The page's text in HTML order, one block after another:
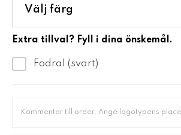
Välj färg
Extra tillval? Fyll i dina önskemål.
Fodral (svart)